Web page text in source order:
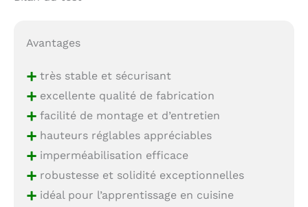
Avantages
+très stable et sécurisant
+excellente qualité de fabrication
+facilité de montage et d’entretien
+hauteurs réglables appréciables
+imperméabilisation efficace
+robustesse et solidité exceptionnelles
+idéal pour l’apprentissage en cuisine